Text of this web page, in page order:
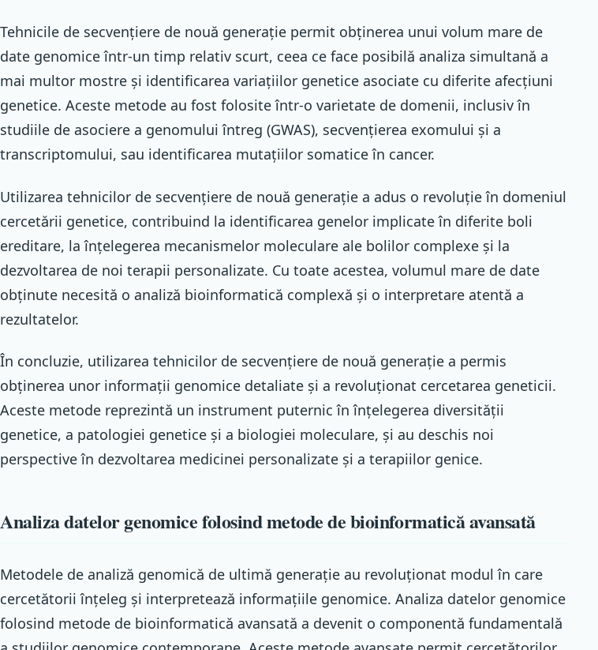
Tehnicile de secvențiere de nouă generație permit obținerea unui volum mare de
date genomice într-un timp relativ scurt, ceea ce face posibilă analiza simultană a
mai multor mostre și identificarea variațiilor genetice asociate cu diferite afecțiuni
genetice. Aceste metode au fost folosite într-o varietate de domenii, inclusiv în
studiile de asociere a genomului întreg (GWAS), secvențierea exomului și a
transcriptomului, sau identificarea mutațiilor somatice în cancer.
Utilizarea tehnicilor de secvențiere de nouă generație a adus o revoluție în domeniul
cercetării genetice, contribuind la identificarea genelor implicate în diferite boli
ereditare, la înțelegerea mecanismelor moleculare ale bolilor complexe și la
dezvoltarea de noi terapii personalizate. Cu toate acestea, volumul mare de date
obținute necesită o analiză bioinformatică complexă și o interpretare atentă a
rezultatelor.
În concluzie, utilizarea tehnicilor de secvențiere de nouă generație a permis
obținerea unor informații genomice detaliate și a revoluționat cercetarea geneticii.
Aceste metode reprezintă un instrument puternic în înțelegerea diversității
genetice, a patologiei genetice și a biologiei moleculare, și au deschis noi
perspective în dezvoltarea medicinei personalizate și a terapiilor genice.
Analiza datelor genomice folosind metode de bioinformatică avansată
Metodele de analiză genomică de ultimă generație au revoluționat modul în care
cercetătorii înțeleg și interpretează informațiile genomice. Analiza datelor genomice
folosind metode de bioinformatică avansată a devenit o componentă fundamentală